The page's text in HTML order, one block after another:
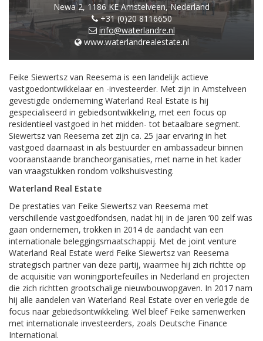
Newa 2, 1186 KE Amstelveen, Nederland
+31 (0)20 8116650
info@waterlandre.nl
www.waterlandrealestate.nl
Feike Siewertsz van Reesema is een landelijk actieve
vastgoedontwikkelaar en -investeerder. Met zijn in Amstelveen
gevestigde onderneming Waterland Real Estate is hij
gespecialiseerd in gebiedsontwikkeling, met een focus op
residentieel vastgoed in het midden- tot betaalbare segment.
Siewertsz van Reesema zet zijn ca. 25 jaar ervaring in het
vastgoed daarnaast in als bestuurder en ambassadeur binnen
vooraanstaande brancheorganisaties, met name in het kader
van vraagstukken rondom volkshuisvesting.
Waterland Real Estate
De prestaties van Feike Siewertsz van Reesema met
verschillende vastgoedfondsen, nadat hij in de jaren ‘00 zelf was
gaan ondernemen, trokken in 2014 de aandacht van een
internationale beleggingsmaatschappij. Met de joint venture
Waterland Real Estate werd Feike Siewertsz van Reesema
strategisch partner van deze partij, waarmee hij zich richtte op
de acquisitie van woningportefeuilles in Nederland en projecten
die zich richtten grootschalige nieuwbouwopgaven. In 2017 nam
hij alle aandelen van Waterland Real Estate over en verlegde de
focus naar gebiedsontwikkeling. Wel bleef Feike samenwerken
met internationale investeerders, zoals Deutsche Finance
International.